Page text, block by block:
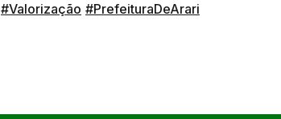
#Valorização #PrefeituraDeArari